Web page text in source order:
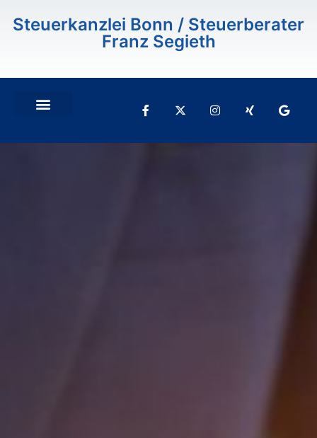
Steuerkanzlei Bonn / Steuerberater
Franz Segieth